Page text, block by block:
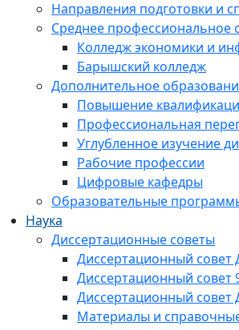
Направления подготовки и
Среднее профессиональное
Колледж экономики и
Барышский колледж
Дополнительное
Повышение
Профессиональная
Углубленное изучение
Рабочие профессии
Цифровые кафедры
Образовательные
Наука
Диссертационные советы
Диссертационный совет
Диссертационный совет
Диссертационный совет
Материалы и